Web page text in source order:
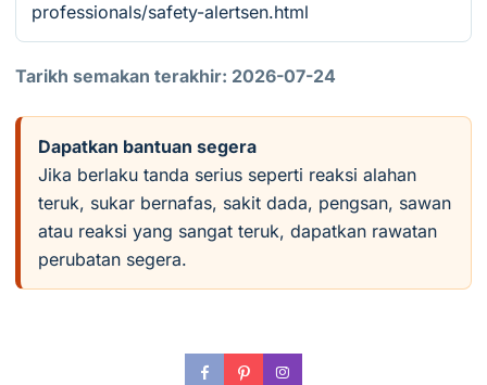
professionals/safety-alertsen.html
Tarikh semakan terakhir: 2026-07-24
Dapatkan bantuan segera
Jika berlaku tanda serius seperti reaksi alahan
teruk, sukar bernafas, sakit dada, pengsan, sawan
atau reaksi yang sangat teruk, dapatkan rawatan
perubatan segera.